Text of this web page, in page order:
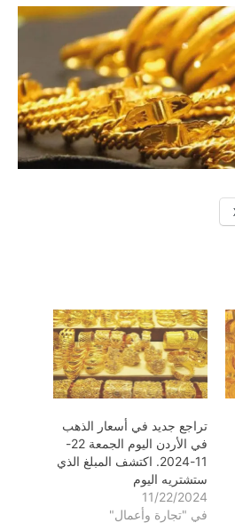
تراجع جديد في أسعار الذهب
في الأردن اليوم الجمعة 22-
11-2024. اكتشف المبلغ الذي
ستشتريه اليوم
11/22/2024
في "تجارة وأعمال"